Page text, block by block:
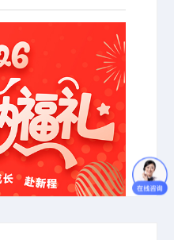
光启动客户满意度调查
春礼盒」，将新年的祝
位支持我们的您。